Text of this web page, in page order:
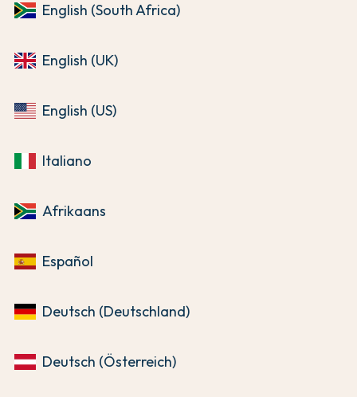
English (South Africa)
English (UK)
English (US)
Italiano
Afrikaans
Español
Deutsch (Deutschland)
Deutsch (Österreich)